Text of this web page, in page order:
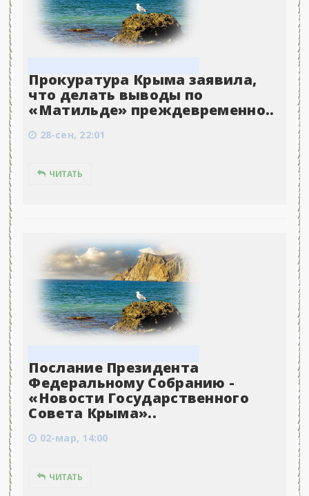
Прокуратура Крыма заявила,
что делать выводы по
«Матильде» преждевременно..
28-сен, 22:01
ЧИТАТЬ
Послание Президента
Федеральному Собранию -
«Новости Государственного
Совета Крыма»..
02-мар, 14:00
ЧИТАТЬ